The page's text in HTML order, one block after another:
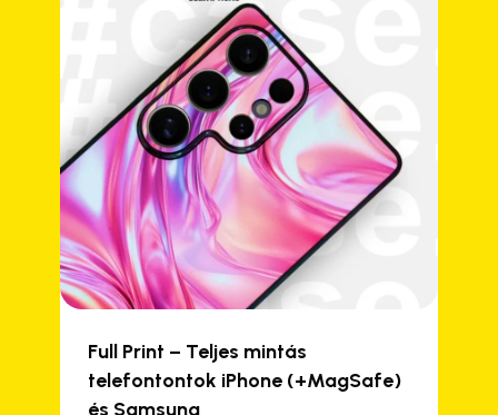
Full Print – Teljes mintás
telefontontok iPhone (+MagSafe)
és Samsung